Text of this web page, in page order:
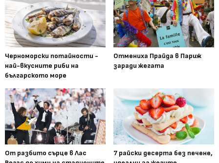
Черноморски потайности -
най-вкусните риби на
българското море
Отмениха Прайда в Париж
заради жегата
От разбито сърце в Лас
7 райски десерта без печене,